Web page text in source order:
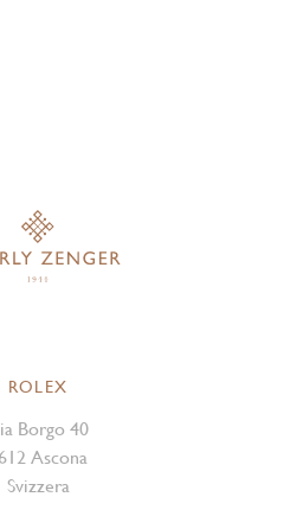
ROLEX
Borgo 40
Ascona
Svizzera